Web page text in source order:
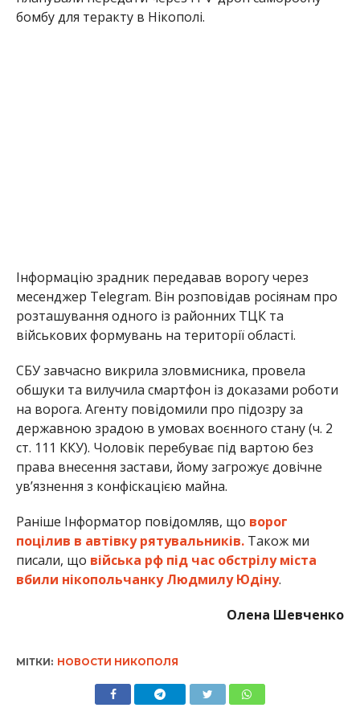
бомбу для теракту в Нікополі.
Інформацію зрадник передавав ворогу через
месенджер Telegram. Він розповідав росіянам про
розташування одного із районних ТЦК та
військових формувань на території області.
СБУ завчасно викрила зловмисника, провела
обшуки та вилучила смартфон із доказами роботи
на ворога. Агенту повідомили про підозру за
державною зрадою в умовах воєнного стану (ч. 2
ст. 111 ККУ). Чоловік перебуває під вартою без
права внесення застави, йому загрожує довічне
ув’язнення з конфіскацією майна.
Раніше Інформатор повідомляв, що ворог
поцілив в автівку рятувальників.Також ми
писали, що війська рф під час обстрілу міста
вбили нікопольчанку Людмилу Юдіну.
Олена Шевченко
МІТКИ: НОВОСТИ НИКОПОЛЯ